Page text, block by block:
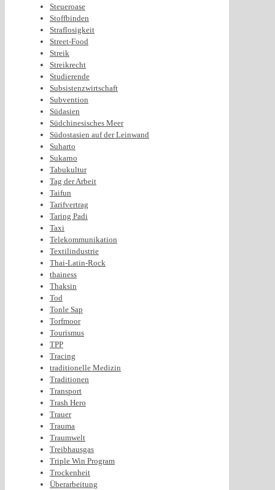
Steueroase
Stoffbinden
Straflosigkeit
Street-Food
Streik
Streikrecht
Studierende
Subsistenzwirtschaft
Subvention
Südasien
Südchinesisches Meer
Südostasien auf der Leinwand
Suharto
Sukarno
Tabukultur
Tag der Arbeit
Taifun
Tarifvertrag
Taring Padi
Taxi
Telekommunikation
Textilindustrie
Thai-Latin-Rock
thainess
Thaksin
Tod
Tonle Sap
Torfmoor
Tourismus
TPP
Tracing
traditionelle Medizin
Traditionen
Transport
Trash Hero
Trauer
Trauma
Traumwelt
Treibhausgas
Triple Win Program
Trockenheit
Überarbeitung